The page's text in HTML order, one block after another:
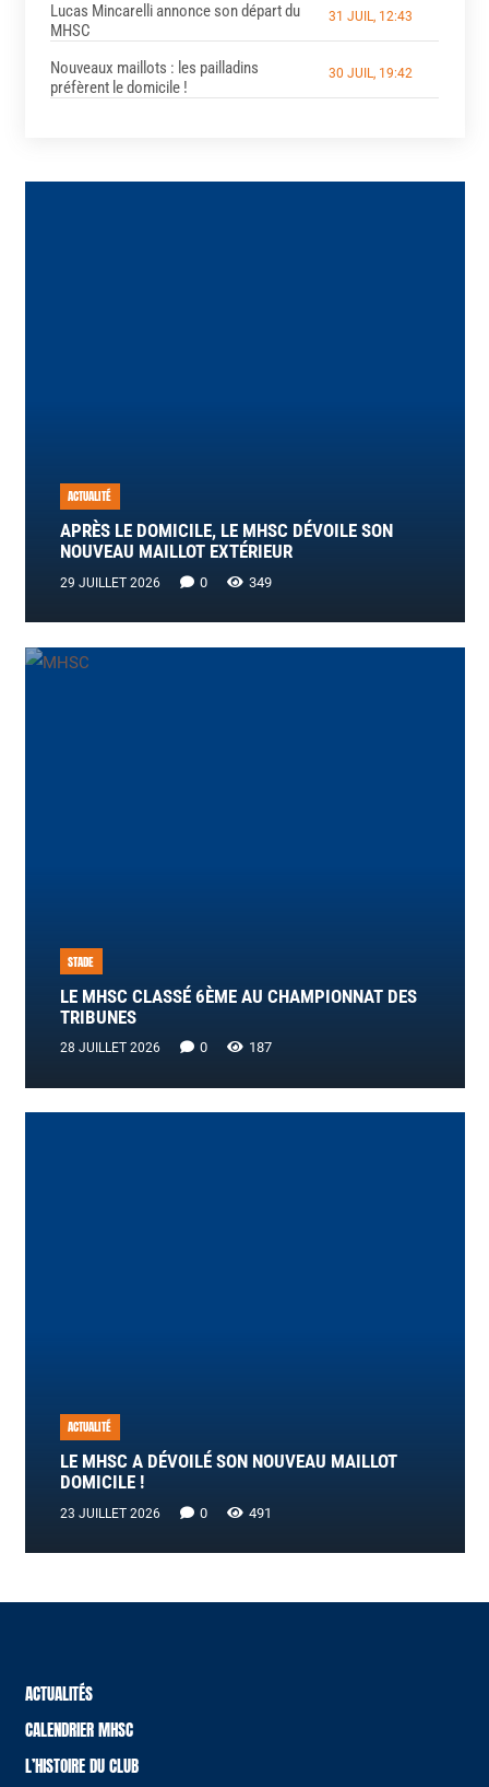
Lucas Mincarelli annonce son départ du
MHSC
31 JUIL, 12:43
Nouveaux maillots : les pailladins
préfèrent le domicile !
30 JUIL, 19:42
ACTUALITÉ
APRÈS LE DOMICILE, LE MHSC DÉVOILE SON
NOUVEAU MAILLOT EXTÉRIEUR
29 JUILLET 2026 0 349
STADE
LE MHSC CLASSÉ 6ÈME AU CHAMPIONNAT DES
TRIBUNES
28 JUILLET 2026 0 187
ACTUALITÉ
LE MHSC A DÉVOILÉ SON NOUVEAU MAILLOT
DOMICILE !
23 JUILLET 2026 0 491
ACTUALITÉS
CALENDRIER MHSC
L’HISTOIRE DU CLUB